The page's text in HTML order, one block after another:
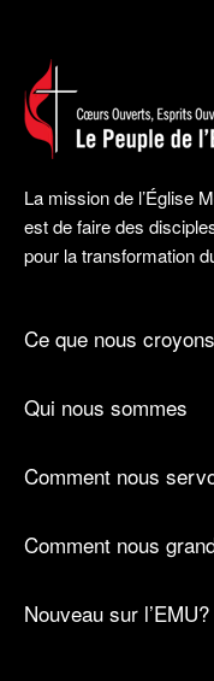
La mission de l’Église
est de faire des
pour la transformation
Ce que nous croyons
Qui nous sommes
Comment nous
Comment nous
Nouveau sur l’EMU?